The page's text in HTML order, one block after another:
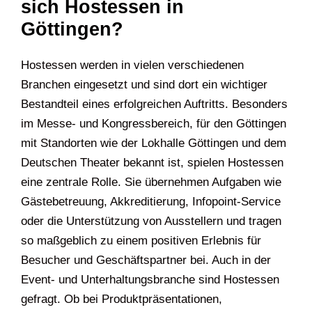
sich Hostessen in
Göttingen?
Hostessen werden in vielen verschiedenen
Branchen eingesetzt und sind dort ein wichtiger
Bestandteil eines erfolgreichen Auftritts. Besonders
im Messe- und Kongressbereich, für den Göttingen
mit Standorten wie der Lokhalle Göttingen und dem
Deutschen Theater bekannt ist, spielen Hostessen
eine zentrale Rolle. Sie übernehmen Aufgaben wie
Gästebetreuung, Akkreditierung, Infopoint-Service
oder die Unterstützung von Ausstellern und tragen
so maßgeblich zu einem positiven Erlebnis für
Besucher und Geschäftspartner bei. Auch in der
Event- und Unterhaltungsbranche sind Hostessen
gefragt. Ob bei Produktpräsentationen,